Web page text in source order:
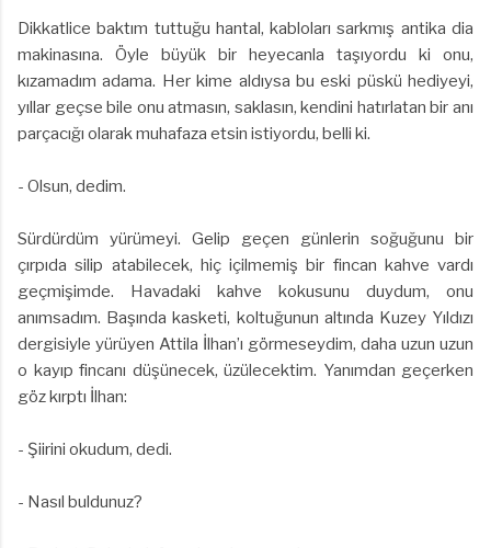
Dikkatlice baktım tuttuğu hantal, kabloları sarkmış antika dia
makinasına. Öyle büyük bir heyecanla taşıyordu ki onu,
kızamadım adama. Her kime aldıysa bu eski püskü hediyeyi,
yıllar geçse bile onu atmasın, saklasın, kendini hatırlatan bir anı
parçacığı olarak muhafaza etsin istiyordu, belli ki.
- Olsun, dedim.
Sürdürdüm yürümeyi. Gelip geçen günlerin soğuğunu bir
çırpıda silip atabilecek, hiç içilmemiş bir fincan kahve vardı
geçmişimde. Havadaki kahve kokusunu duydum, onu
anımsadım. Başında kasketi, koltuğunun altında Kuzey Yıldızı
dergisiyle yürüyen Attila İlhan’ı görmeseydim, daha uzun uzun
o kayıp fincanı düşünecek, üzülecektim. Yanımdan geçerken
göz kırptı İlhan:
- Şiirini okudum, dedi.
- Nasıl buldunuz?